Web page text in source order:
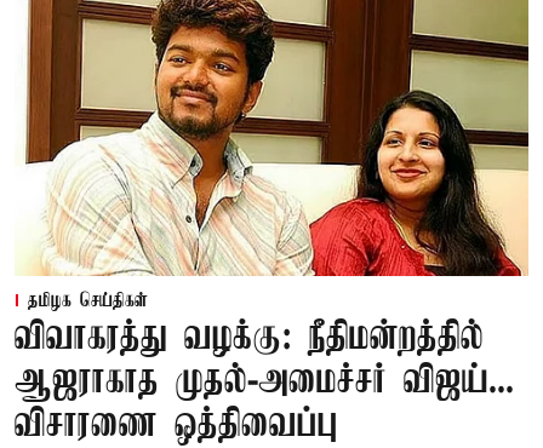
தமிழக செய்திகள்
விவாகரத்து வழக்கு: நீதிமன்றத்தில்
ஆஜராகாத முதல்-அமைச்சர் விஜய்...
விசாரணை ஒத்திவைப்பு